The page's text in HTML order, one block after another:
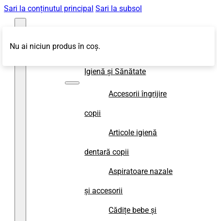
Sari la conținutul principal Sari la subsol
Igienă și Sănătate
Accesorii îngrijire
copii
Articole igienă
dentară copii
Aspiratoare nazale
și accesorii
Cădițe bebe și
Nu ai niciun produs în coș.